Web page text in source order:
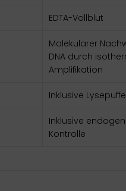
EDTA-Vollblut
Molekularer
DNA durch
Amplifikation
Inklusive
Inklusive
Kontrolle